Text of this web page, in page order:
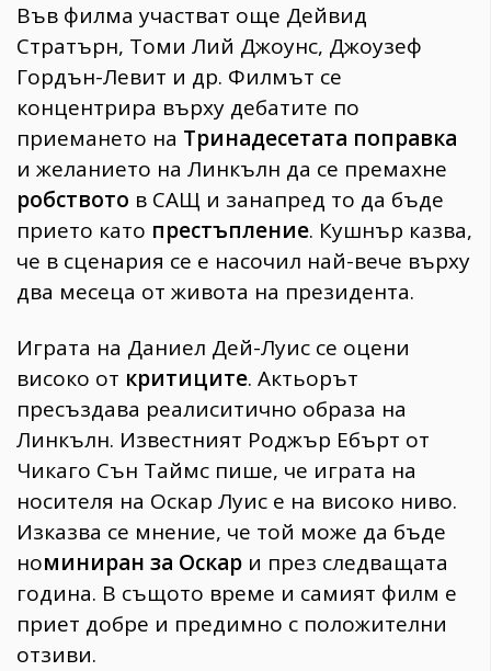
Във филма участват още Дейвид
Стратърн, Томи Лий Джоунс, Джоузеф
Гордън-Левит и др. Филмът се
концентрира върху дебатите по
приемането на Тринадесетата поправка
и желанието на Линкълн да се премахне
робството в САЩ и занапред то да бъде
прието като престъпление. Кушнър казва,
че в сценария се е насочил най-вече върху
два месеца от живота на президента.
Играта на Даниел Дей-Луис се оцени
високо от критиците. Актьорът
пресъздава реалиситично образа на
Линкълн. Известният Роджър Ебърт от
Чикаго Сън Таймс пише, че играта на
носителя на Оскар Луис е на високо ниво.
Изказва се мнение, че той може да бъде
номиниран за Оскар и през следващата
година. В същото време и самият филм е
приет добре и предимно с положителни
отзиви.